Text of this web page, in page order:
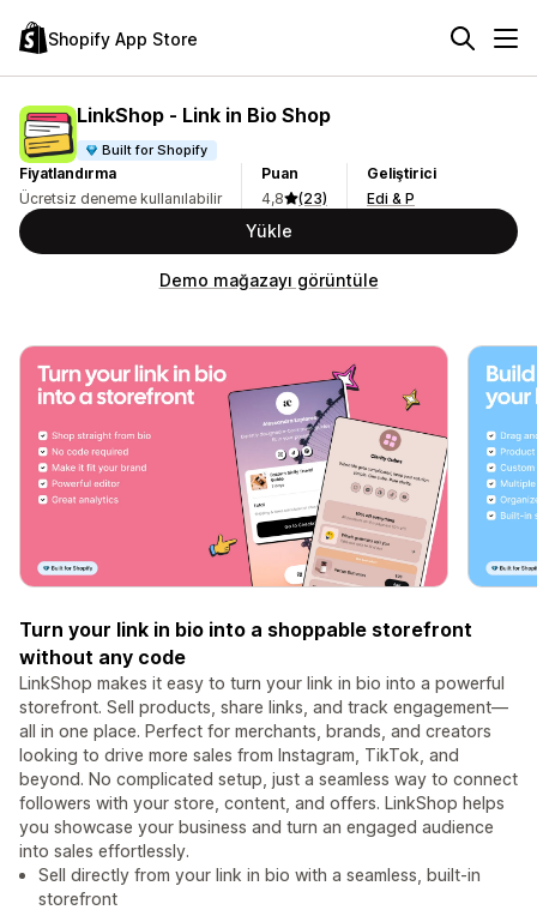
Shopify App Store
LinkShop ‑ Link in Bio Shop
Built for Shopify
Fiyatlandırma
Ücretsiz deneme kullanılabilir
Puan
4,8
(23)
Geliştirici
Edi & P
Yükle
Demo mağazayı görüntüle
Turn your link in bio into a shoppable storefront
without any code
LinkShop makes it easy to turn your link in bio into a powerful
storefront. Sell products, share links, and track engagement—
all in one place. Perfect for merchants, brands, and creators
looking to drive more sales from Instagram, TikTok, and
beyond. No complicated setup, just a seamless way to connect
followers with your store, content, and offers. LinkShop helps
you showcase your business and turn an engaged audience
into sales effortlessly.
Sell directly from your link in bio with a seamless, built-in
storefront